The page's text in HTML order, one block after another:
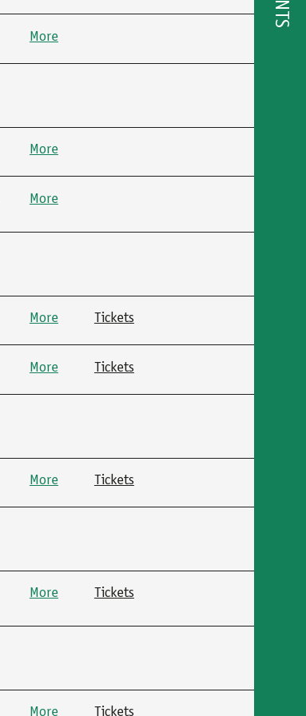
More
More
More
More Tickets
More Tickets
More Tickets
More Tickets
More Tickets